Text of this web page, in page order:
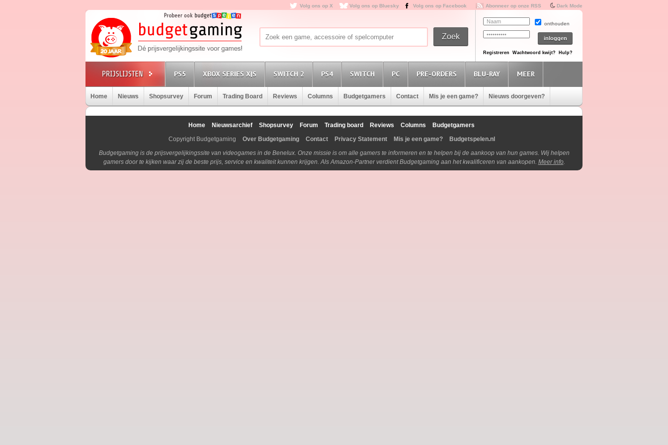
Volg ons op X Volg ons op Bluesky Volg ons op Facebook Abonneer op onze RSS Dark Mode
onthouden
Registreren Wachtwoord kwijt? Hulp?
PS5 XBOX SERIES X|S SWITCH 2 PS4 SWITCH PC PRE-ORDERS BLU-RAY MEER
Home Nieuws Shopsurvey Forum Trading Board Reviews Columns Budgetgamers Contact Mis je een game? Nieuws doorgeven?
Home Nieuwsarchief Shopsurvey Forum Trading board Reviews Columns
Budgetgamers
Copyright Budgetgaming
Over Budgetgaming Contact Privacy Statement Mis je een game?
Budgetspelen.nl
Budgetgaming is de prijsvergelijkingssite van videogames in de Benelux. Onze missie is om alle gamers te informeren en te helpen bij de aankoop van hun games. Wij helpen
gamers door te kijken waar zij de beste prijs, service en kwaliteit kunnen krijgen. Als Amazon-Partner verdient Budgetgaming aan het kwalificeren van aankopen. Meer info.